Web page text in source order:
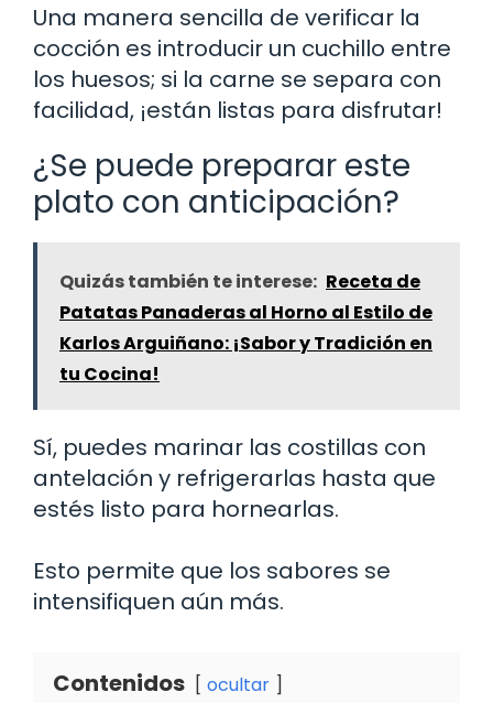
Una manera sencilla de verificar la
cocción es introducir un cuchillo entre
los huesos; si la carne se separa con
facilidad, ¡están listas para disfrutar!
¿Se puede preparar este
plato con anticipación?
Quizás también te interese: Receta de
Patatas Panaderas al Horno al Estilo de
Karlos Arguiñano: ¡Sabor y Tradición en
tu Cocina!
Sí, puedes marinar las costillas con
antelación y refrigerarlas hasta que
estés listo para hornearlas.
Esto permite que los sabores se
intensifiquen aún más.
Contenidos ocultar